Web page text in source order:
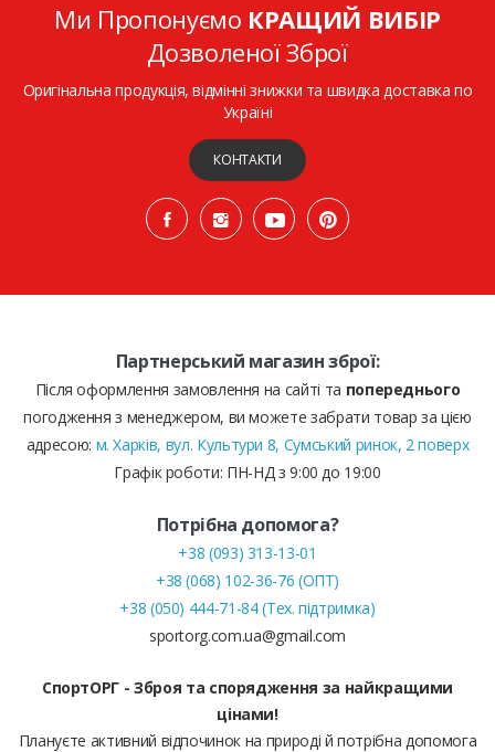
Ми Пропонуємо КРАЩИЙ ВИБІР
Дозволеної Зброї
Оригінальна продукція, відмінні знижки та швидка доставка по
Україні
КОНТАКТИ
Партнерський магазин зброї:
Після оформлення замовлення на сайті та попереднього
погодження з менеджером, ви можете забрати товар за цією
адресою: м. Харків, вул. Культури 8, Сумський ринок, 2 поверх
Графік роботи: ПН-НД з 9:00 до 19:00
Потрібна допомога?
+38 (093) 313-13-01
+38 (068) 102-36-76 (ОПТ)
+38 (050) 444-71-84 (Тех. підтримка)
sportorg.com.ua@gmail.com
СпортОРГ - Зброя та спорядження за найкращими
цінами!
Плануєте активний відпочинок на природі й потрібна допомога